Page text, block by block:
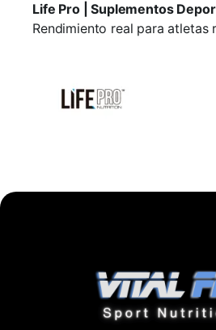
Life Pro | Suplementos
Rendimiento real para atletas